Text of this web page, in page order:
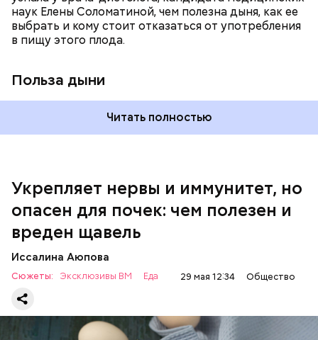
наук Елены Соломатиной, чем полезна дыня, как ее
выбрать и кому стоит отказаться от употребления
в пищу этого плода.
Польза дыни
Читать полностью
Укрепляет нервы и иммунитет, но
опасен для почек: чем полезен и
вреден щавель
Иссалина Аюпова
Сюжеты: Эксклюзивы ВМ Еда 29 мая 12:34 Общество
— Если человек уже болеет мочекаменной
болезнью, щавель ему не рекомендуется. При
артрите, гастрите, холецистите, синдроме
раздраженного кишечника, язвах и панкреатите
продукт тоже лучше исключить из рациона, —
предупредила врач. — Он может привести к
повышению кислотности желудка и раздражать
слизистые оболочки.
По мнению специалиста, здоровому человеку
достаточно включать щавель в рацион несколько
виде или припущенном на сковороде.